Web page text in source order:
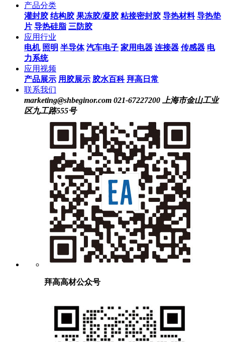
产品分类
灌封胶 结构胶 果冻胶/凝胶 粘接密封胶 导热材料 导热垫
片 导热硅脂 三防胶
应用行业
电机 照明 半导体 汽车电子 家用电器 连接器 传感器 电
力系统
应用视频
产品展示 用胶展示 胶水百科 拜高日常
联系我们
marketing@shbeginor.com 021-67227200
上海市金山工业
区九工路555号
拜高高材公众号